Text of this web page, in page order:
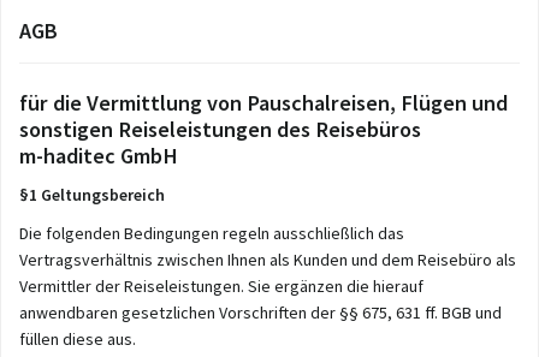
AGB
für die Vermittlung von Pauschalreisen, Flügen und
sonstigen Reiseleistungen des Reisebüros
m-haditec GmbH
§1 Geltungsbereich
Die folgenden Bedingungen regeln ausschließlich das
Vertragsverhältnis zwischen Ihnen als Kunden und dem Reisebüro als
Vermittler der Reiseleistungen. Sie ergänzen die hierauf
anwendbaren gesetzlichen Vorschriften der §§ 675, 631 ff. BGB und
füllen diese aus.